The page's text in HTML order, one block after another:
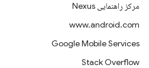
مرکز راهنمایی Nexus
www.android.com
Google Mobile Services
Stack Overflow